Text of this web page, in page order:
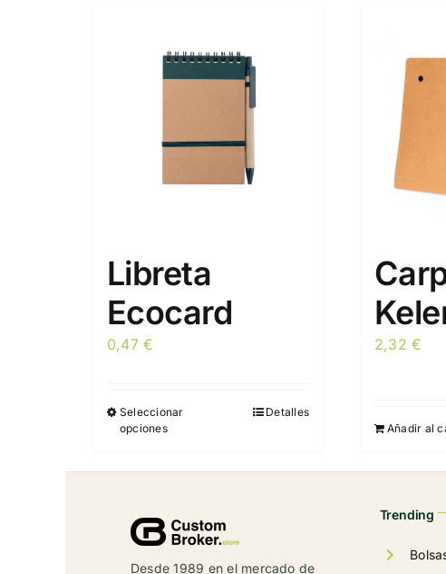
Libreta
Ecocard
0,47€
Seleccionar
opciones
Las
opciones
Detalles
2,32€
Añadir al
Desde 1989 en el mercado de
Trending